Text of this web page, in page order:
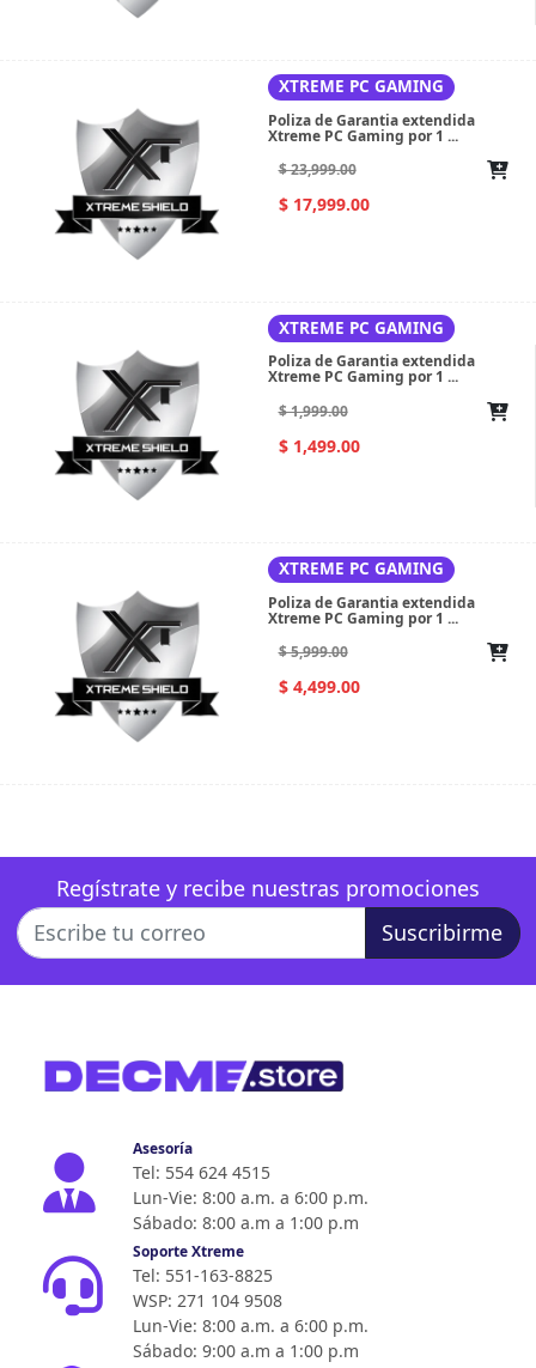
XTREME PC GAMING
Poliza de Garantia extendida
Xtreme PC Gaming por 1 ...
$ 23,999.00
$ 17,999.00
XTREME PC GAMING
Poliza de Garantia extendida
Xtreme PC Gaming por 1 ...
$ 1,999.00
$ 1,499.00
XTREME PC GAMING
Poliza de Garantia extendida
Xtreme PC Gaming por 1 ...
$ 5,999.00
$ 4,499.00
Regístrate y recibe nuestras promociones
Suscribirme
Asesoría
Tel: 554 624 4515
Lun-Vie: 8:00 a.m. a 6:00 p.m.
Sábado: 8:00 a.m a 1:00 p.m
Soporte Xtreme
Tel: 551-163-8825
WSP: 271 104 9508
Lun-Vie: 8:00 a.m. a 6:00 p.m.
Sábado: 9:00 a.m a 1:00 p.m